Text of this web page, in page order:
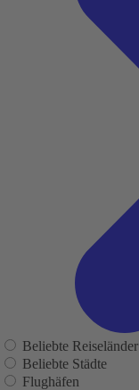
Beliebte Reiseländer
Beliebte Städte
Flughäfen